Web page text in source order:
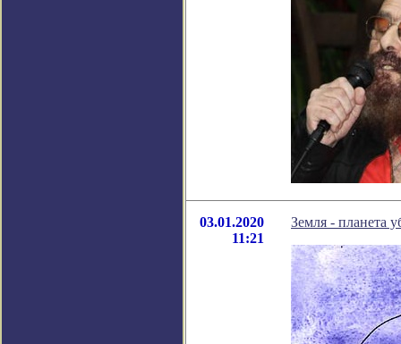
03.01.2020
11:21
Земля - планета